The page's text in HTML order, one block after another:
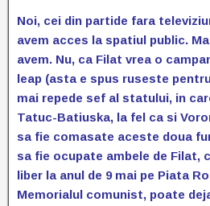
Noi, cei din partide fara
avem acces la spatiul public.
avem. Nu, ca Filat vrea o
leap (asta e spus ruseste
mai repede sef al statului, in
Tatuc-Batiuska, la fel ca si
sa fie comasate aceste doua
sa fie ocupate ambele de Filat,
liber la anul de 9 mai pe Piata
Memorialul comunist, poate